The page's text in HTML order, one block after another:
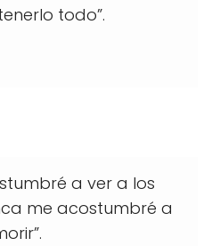
todo”.
a ver a los
me acostumbré a